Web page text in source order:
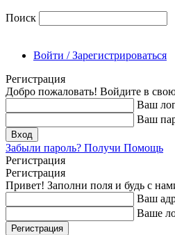
Поиск
Войти / Зарегистрироваться
Регистрация
Добро пожаловать! Войдите в
Ваш
Ваш
Забыли пароль? Получи Помощь
Регистрация
Регистрация
Привет! Заполни поля и будь с
Ваш
Ваше